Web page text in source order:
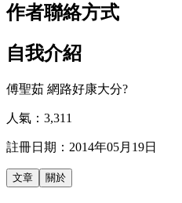
作者聯絡方式
自我介紹
傅聖茹 網路好康大分?
人氣： 3,311
註冊日期： 2014年05月19日
文章 關於